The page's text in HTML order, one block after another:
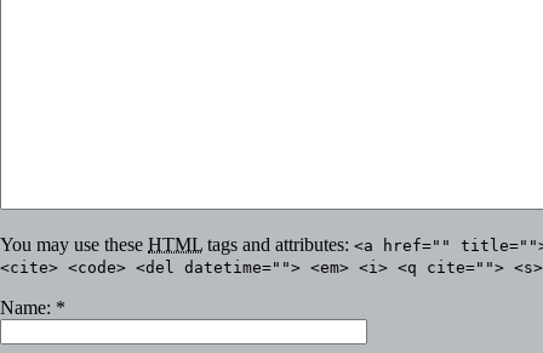
You may use these HTML tags and attributes: <a href=""
<cite> <code> <del datetime=""> <em> <i> <q cite="">
Name: *